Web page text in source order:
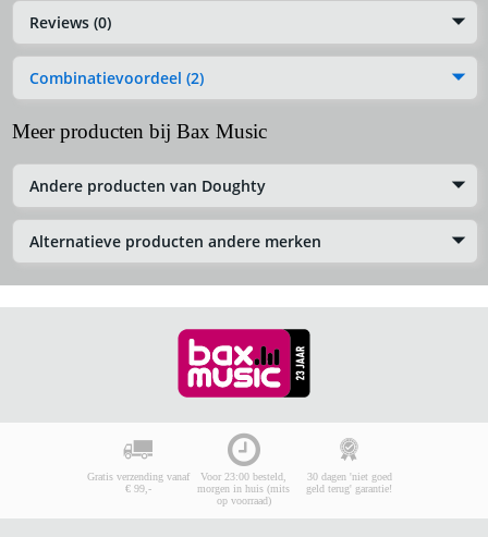
Reviews (0)
Combinatievoordeel (2)
Meer producten bij Bax Music
Andere producten van Doughty
Alternatieve producten andere merken
Gratis verzending vanaf
€ 99,-
Voor 23:00 besteld,
morgen in huis (mits
op voorraad)
30 dagen 'niet goed
geld terug' garantie!